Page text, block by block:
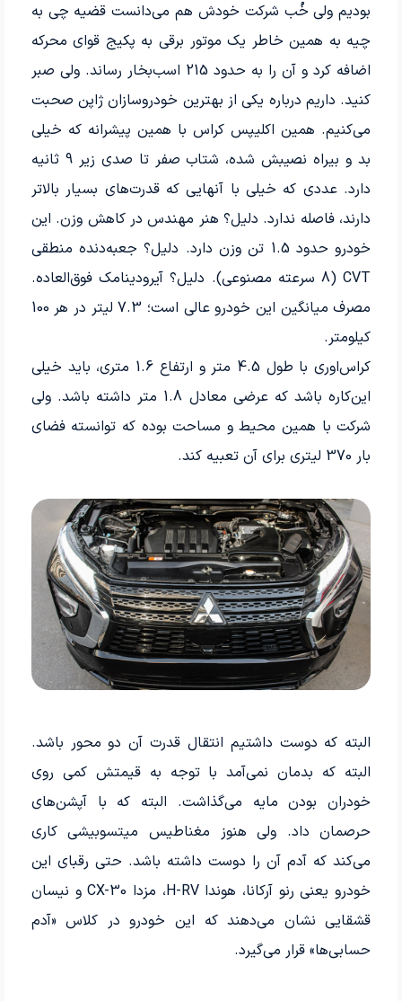
بودیم ولی خُب شرکت خودش هم می‌دانست قضیه چی به
چیه به همین خاطر یک موتور برقی به پکیج قوای محرکه
اضافه کرد و آن را به حدود 215 اسب‌بخار رساند. ولی صبر
کنید. داریم درباره یکی از بهترین خودروسازان ژاپن صحبت
می‌کنیم. همین اکلیپس کراس با همین پیشرانه که خیلی
بد و بیراه نصیبش شده، شتاب صفر تا صدی زیر 9 ثانیه
دارد. عددی که خیلی با آنهایی که قدرت‌های بسیار بالاتر
دارند، فاصله ندارد. دلیل؟ هنر مهندس در کاهش وزن. این
خودرو حدود 1.5 تن وزن دارد. دلیل؟ جعبه‌دنده منطقی
CVT (8 سرعته مصنوعی). دلیل؟ آیرودینامک فوق‌العاده.
مصرف میانگین این خودرو عالی است؛ 7.3 لیتر در هر 100
کیلومتر.
کراس‌اوری با طول 4.5 متر و ارتفاع 1.6 متری، باید خیلی
این‌کاره باشد که عرضی معادل 1.8 متر داشته باشد. ولی
شرکت با همین محیط و مساحت بوده که توانسته فضای
بار 370 لیتری برای آن تعبیه کند.
البته که دوست داشتیم انتقال قدرت آن دو محور باشد.
البته که بدمان نمی‌آمد با توجه به قیمتش کمی روی
خودران بودن مایه می‌گذاشت. البته که با آپشن‌های
حرصمان داد. ولی هنوز مغناطیس میتسوبیشی کاری
می‌کند که آدم آن را دوست داشته باشد. حتی رقبای این
خودرو یعنی رنو آرکانا، هوندا H-RV، مزدا CX-30 و نیسان
قشقایی نشان می‌دهند که این خودرو در کلاس «آدم
حسابی‌ها» قرار می‌گیرد.